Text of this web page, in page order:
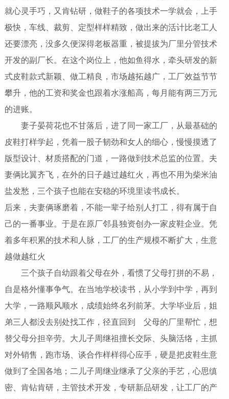
就心灵手巧，又肯钻研，做鞋子的各项技术一学就会，上手
极快，车线、裁剪、定型样样精致，做出来的活计比老工人
还要漂亮，没多久便深得老板器重，被提拔为厂里分管技术
开发的副厂长。在这个岗位上，他如鱼得水，牵头研发的新
式皮鞋款式新颖、做工精良，市场越拓越广，工厂效益节节
攀升，他的工资和奖金也跟着水涨船高，每月能有两三万元
的进账。
妻子晏荷花也不甘落后，进了同一家工厂，从最基础的
皮鞋打样学起，凭着一股子韧劲和女人的细心，慢慢摸透了
版型设计、材质搭配的门道，一路做到技术总监的位置。夫
妻俩比翼齐飞，在外的日子越过越红火，再也不用为柴米油
盐发愁，三个孩子也能在安稳的环境里读书成长。
后来，夫妻俩琢磨着，不能一辈子给别人打工，得有属于自
己的一番事业。于是在原厂邻县独资创办一家皮鞋企业。凭
着多年积累的技术和人脉，工厂的生产规模不断扩大，生意
越做越红火
三个孩子自幼跟着父母在外，看惯了父母打拼的不易，
自是格外懂事争气。在当地学校读书，从小学到中学，再到
大学，一路顺风顺水，成绩始终名列前茅。大学毕业后，姐
弟三人都没去别处找工作，径直回到 父母的厂里帮忙，想
替父母分担辛劳。大儿子周继祖擅长交际、头脑活络，主抓
对外销售，跑市场、谈合作样样得心应手，硬是把皮鞋生意
做到了全国各地；二儿子周继业继承了父亲的手艺，心思缜
密、肯钻肯研，主管技术开发，专研新品研发，让工厂的产